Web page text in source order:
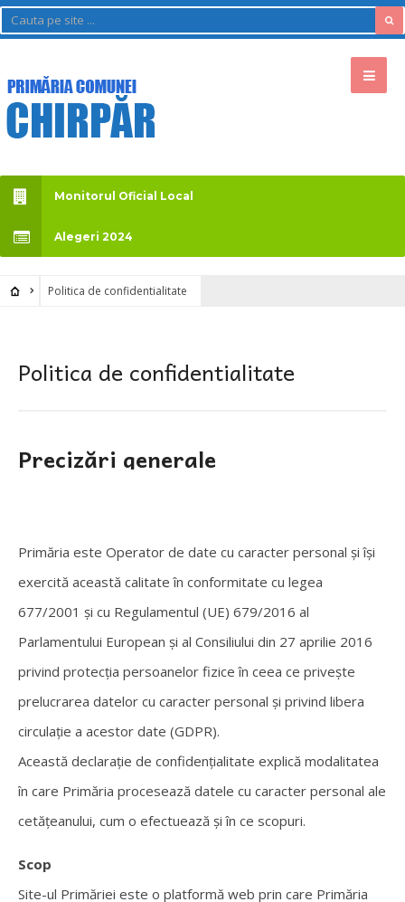
Monitorul Oficial Local
Alegeri 2024
Politica de confidentialitate
Politica de confidentialitate
Precizări generale
Primăria este Operator de date cu caracter personal și își
exercită această calitate în conformitate cu legea
677/2001 și cu Regulamentul (UE) 679/2016 al
Parlamentului European și al Consiliului din 27 aprilie 2016
privind protecția persoanelor fizice în ceea ce privește
prelucrarea datelor cu caracter personal și privind libera
circulație a acestor date (GDPR).
Această declarație de confidențialitate explică modalitatea
în care Primăria procesează datele cu caracter personal ale
cetățeanului, cum o efectuează și în ce scopuri.
Scop
Site-ul Primăriei este o platformă web prin care Primăria